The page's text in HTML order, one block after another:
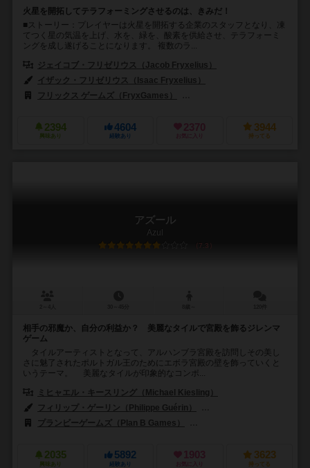
火星を開拓してテラフォーミングさせるのは、きみだ！
■ストーリー：プレイヤーは火星を開拓する企業のスタッフとなり、凍
てつく星の気温を上げ、水を、緑を、酸素を供給させ、テラフォーミ
ングを成し遂げることになります。 複数のラ...
ジェイコブ・フリゼリウス（Jacob Fryxelius）
イザック・フリゼリウス（Isaac Fryxelius）
フリックス ゲームズ（FryxGames）
2394
興味あり
4604
経験あり
2370
お気に入り
3944
持ってる
アズール
Azul
7.3
相手の邪魔か、自分の利益か？ 美麗なタイルで宮殿を飾るジレンマ
ゲーム
タイルアーティストとなって、アルハンブラ宮殿を訪問しその美し
さに魅了されたポルトガル王のためにエボラ宮殿の壁を飾っていくと
いうテーマ。 美麗なタイルが印象的なコンポ...
ミヒャエル・キースリング（Michael Kiesling）
フィリップ・ゲーリン（Philippe Guérin）
プランビーゲームズ（Plan B Games）
2035
興味あり
5892
経験あり
1903
お気に入り
3623
持ってる